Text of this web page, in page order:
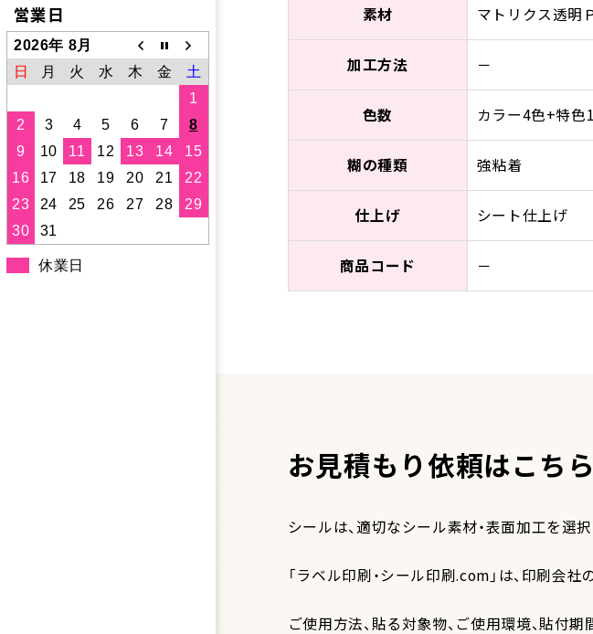
営業日
2026年 8月
日
月 火 水 木 金
土
1
2
3 4 5 6 7
8
9
10 11 12 13 14
15
16
17 18 19 20 21
22
23
24 25 26 27 28
29
30
31
休業日
素材 マトリクス透明
加工方法 －
色数 カラー4色+特色
糊の種類 強粘着
仕上げ シート仕上げ
商品コード －
お見積もり依頼はこちら
シールは、適切なシール素材・表面加工を選
「ラベル印刷・シール印刷.com」は、印刷会
ご使用方法、貼る対象物、ご使用環境、貼付